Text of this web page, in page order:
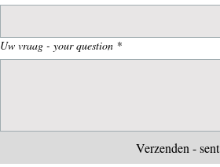
Uw vraag - your question *
Verzenden - sent